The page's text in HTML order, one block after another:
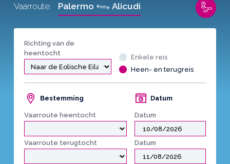
Richting van de
heentocht
Enkele reis
Heen- en terugreis
Bestemming
Vaarroute heentocht
Datum
Datum
Vaarroute terugtocht Datum
Vaarroute: Palermo Alicudi